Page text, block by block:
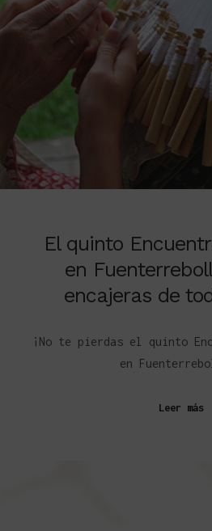
El quinto
en
encajeras de
¡No te pierdas el quinto
en
Leer más